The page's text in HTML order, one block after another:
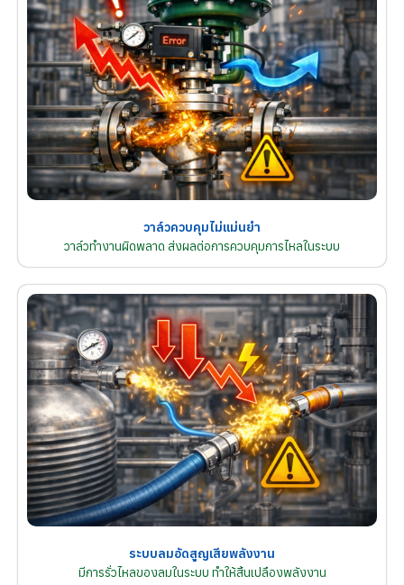
วาล์วควบคุมไม่แม่นยำ
วาล์วทำงานผิดพลาด ส่งผลต่อการควบคุมการไหลในระบบ
ระบบลมอัดสูญเสียพลังงาน
มีการรั่วไหลของลมในระบบ ทำให้สิ้นเปลืองพลังงาน